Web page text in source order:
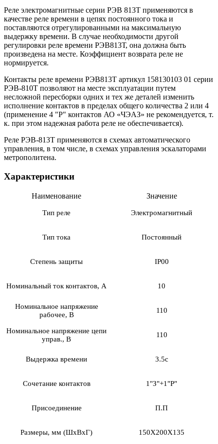
Реле электромагнитные серии РЭВ 813Т применяются в
качестве реле времени в цепях постоянного тока и
поставляются отрегулированными на максимальную
выдержку времени. В случае необходимости другой
регулировки реле времени РЭВ813Т, она должна быть
произведена на месте. Коэффициент возврата реле не
нормируется.
Контакты реле времени РЭВ813Т артикул 158130103 01 серии
РЭВ-810Т позволяют на месте эксплуатации путем
несложной пересборки одних и тех же деталей изменить
исполнение контактов в пределах общего количества 2 или 4
(применение 4 "Р" контактов АО «ЧЭАЗ» не рекомендуется, т.
к. при этом надежная работа реле не обеспечивается).
Реле РЭВ-813Т применяются в схемах автоматического
управления, в том числе, в схемах управления эскалаторами
метрополитена.
Характеристики
Наименование Значение
Тип реле Электромагнитный
Тип тока Постоянный
Степень защиты IP00
Номинальный ток контактов, А 10
Номинальное напряжение
рабочее, В
110
Номинальное напряжение цепи
управ., В
110
Выдержка времени 3.5с
Сочетание контактов 1"З"+1"Р"
Присоединение П.П
Размеры, мм (ШхВхГ) 150Х200Х135